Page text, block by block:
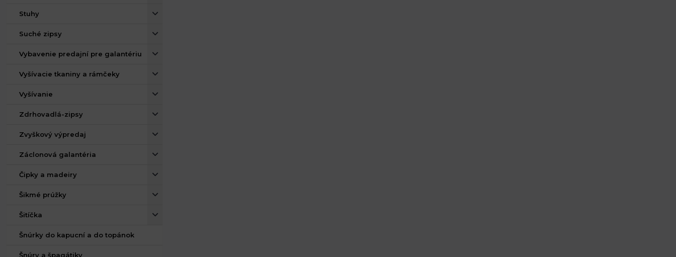
Stuhy
Suché zipsy
Vybavenie predajní pre galantériu
Vyšívacie tkaniny a rámčeky
Vyšívanie
Zdrhovadlá-zipsy
Zvyškový výpredaj
Záclonová galantéria
Čipky a madeiry
Šikmé prúžky
Šitíčka
Šnúrky do kapucní a do topánok
Šnúry a špagátiky